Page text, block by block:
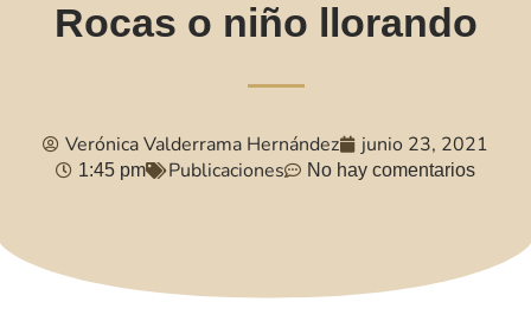
Rocas o niño llorando
Verónica Valderrama Hernández junio 23, 2021
1:45 pm Publicaciones No hay comentarios